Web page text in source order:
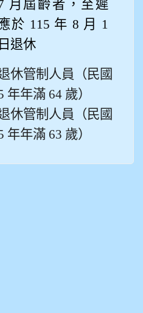
月屆齡者，至遲
於 115 年 8 月 1
日退休
休管制人員（民國
年年滿 64 歲）
休管制人員（民國
年年滿 63 歲）